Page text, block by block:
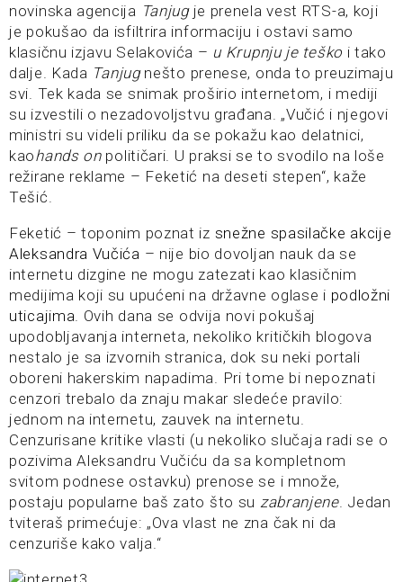
novinska agencija Tanjug je prenela vest RTS-a, koji
je pokušao da isfiltrira informaciju i ostavi samo
klasičnu izjavu Selakovića – u Krupnju je teško i tako
dalje. Kada Tanjug nešto prenese, onda to preuzimaju
svi. Tek kada se snimak proširio internetom, i mediji
su izvestili o nezadovoljstvu građana. „Vučić i njegovi
ministri su videli priliku da se pokažu kao delatnici,
kaohands onpolitičari. U praksi se to svodilo na loše
režirane reklame – Feketić na deseti stepen“, kaže
Tešić.
Feketić – toponim poznat iz snežne spasilačke akcije
Aleksandra Vučića – nije bio dovoljan nauk da se
internetu dizgine ne mogu zatezati kao klasičnim
medijima koji su upućeni na državne oglase i podložni
uticajima. Ovih dana se odvija novi pokušaj
upodobljavanja interneta, nekoliko kritičkih blogova
nestalo je sa izvornih stranica, dok su neki portali
oboreni hakerskim napadima. Pri tome bi nepoznati
cenzori trebalo da znaju makar sledeće pravilo:
jednom na internetu, zauvek na internetu.
Cenzurisane kritike vlasti (u nekoliko slučaja radi se o
pozivima Aleksandru Vučiću da sa kompletnom
svitom podnese ostavku) prenose se i množe,
postaju popularne baš zato što su zabranjene. Jedan
tviteraš primećuje: „Ova vlast ne zna čak ni da
cenzuriše kako valja.“